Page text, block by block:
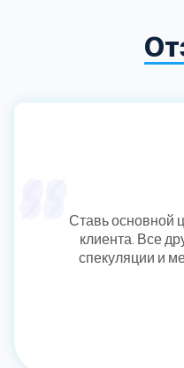
Ставь основной
клиента. Все
спекуляции и